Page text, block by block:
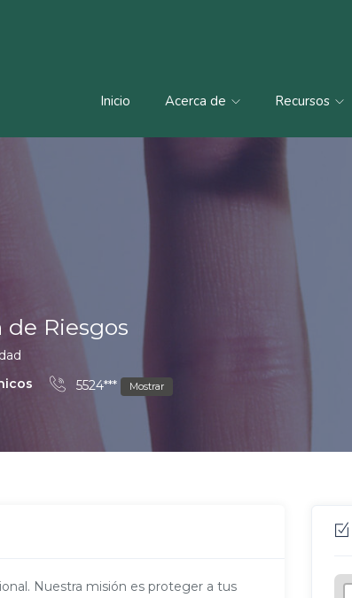
Inicio Acerca de Recursos
Riesgos
5524*** Mostrar
Nuestra misión es proteger a tus